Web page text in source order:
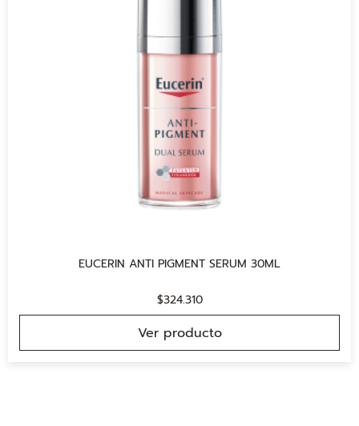
EUCERIN ANTI PIGMENT SERUM 30ML
$324.310
Ver producto